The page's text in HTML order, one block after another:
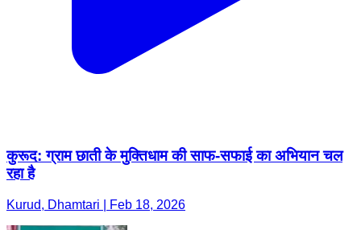
कुरूद: ग्राम छाती के मुक्तिधाम की साफ-सफाई का अभियान चल
रहा है
Kurud, Dhamtari | Feb 18, 2026